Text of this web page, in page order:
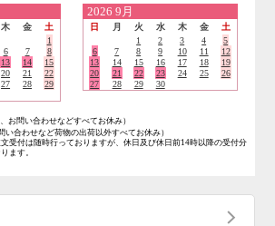
木 金
土
1
6 7
8
13 14
15
20 21
22
27 28
29
2026 9月
日 月 火 水 木 金
土
1
2 3 4
5
6
7 8 9 10 11
12
13
14 15 16 17 18
19
20
21 22 23 24 25
26
27
28 29 30
、お問い合わせなどすべてお休み）
い合わせなど荷物の出荷以外すべてお休み）
受付は随時行っておりますが、休日及び休日前14時以降の受付分
ます。